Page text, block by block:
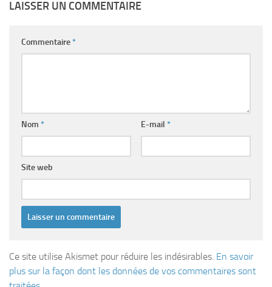
LAISSER UN COMMENTAIRE
Commentaire*
Nom * E-mail *
Site web
Ce site utilise Akismet pour réduire les indésirables. En savoir
plus sur la façon dont les données de vos commentaires sont